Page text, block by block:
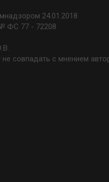
24.01.2018
ФС 77 - 72208
совпадать с мнением